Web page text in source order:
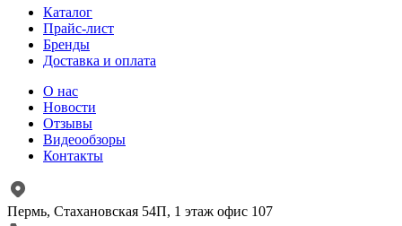
Каталог
Прайс-лист
Бренды
Доставка и оплата
О нас
Новости
Отзывы
Видеообзоры
Контакты
Пермь, Стахановская 54П, 1 этаж офис 107